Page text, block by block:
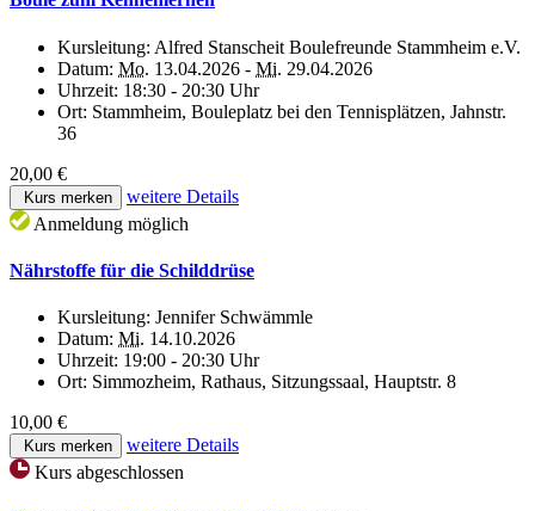
Kursleitung: Alfred Stanscheit Boulefreunde Stammheim e.V.
Datum: Mo. 13.04.2026 - Mi. 29.04.2026
Uhrzeit: 18:30 - 20:30 Uhr
Ort: Stammheim, Bouleplatz bei den Tennisplätzen, Jahnstr.
36
20,00 €
Kurs merken
weitere Details
Anmeldung möglich
Nährstoffe für die Schilddrüse
Kursleitung: Jennifer Schwämmle
Datum: Mi. 14.10.2026
Uhrzeit: 19:00 - 20:30 Uhr
Ort: Simmozheim, Rathaus, Sitzungssaal, Hauptstr. 8
10,00 €
Kurs merken
weitere Details
Kurs abgeschlossen